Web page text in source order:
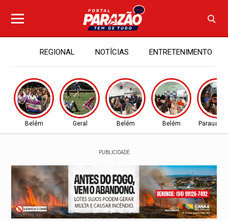
REGIONAL NOTÍCIAS ENTRETENIMENTO
Belém Geral Belém Belém
PUBLICIDADE